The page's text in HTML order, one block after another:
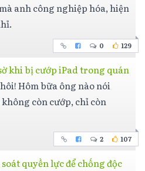
anh công nghiệp hóa, hiện
0 129
khi bị cướp iPad trong quán
Hôm bữa ông nào nói
còn cướp, chỉ còn
2 107
quyền lực để chống độc